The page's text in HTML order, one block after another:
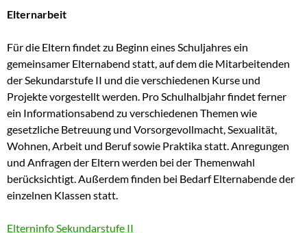
Elternarbeit
Für die Eltern findet zu Beginn eines Schuljahres ein
gemeinsamer Elternabend statt, auf dem die Mitarbeitenden
der Sekundarstufe II und die verschiedenen Kurse und
Projekte vorgestellt werden. Pro Schulhalbjahr findet ferner
ein Informationsabend zu verschiedenen Themen wie
gesetzliche Betreuung und Vorsorgevollmacht, Sexualität,
Wohnen, Arbeit und Beruf sowie Praktika statt. Anregungen
und Anfragen der Eltern werden bei der Themenwahl
berücksichtigt. Außerdem finden bei Bedarf Elternabende der
einzelnen Klassen statt.
Elterninfo Sekundarstufe II